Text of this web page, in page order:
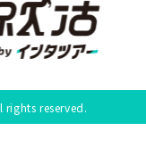
rights reserved.